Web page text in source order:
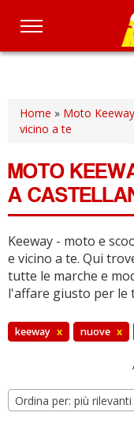
Salta
principale
Home » Moto
vicino a te
MOTO
A
Keeway - moto e
e vicino a te. Qui
tutte le marche e
l'affare giusto per le
keeway x nuove x
Ordina per: più rilevanti